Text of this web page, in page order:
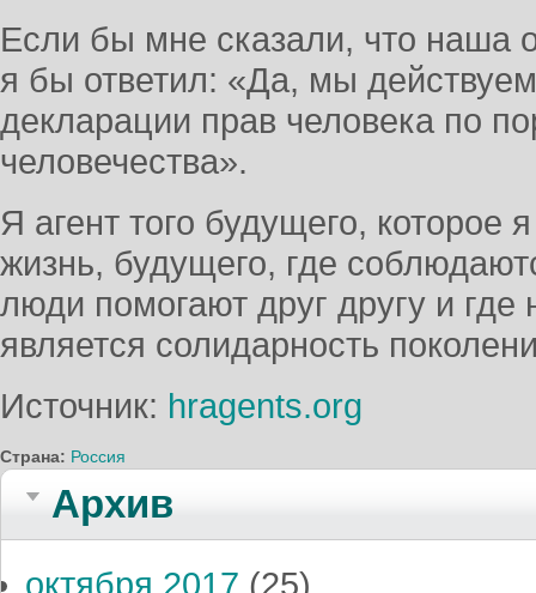
Если бы мне сказали, что наша
я бы ответил: «Да, мы
декларации прав человека по
человечества».
Я агент того будущего, которое
жизнь, будущего, где
люди помогают друг другу и
является солидарность
Источник: hragents.org
Страна: Россия
Архив
октября 2017 (25)